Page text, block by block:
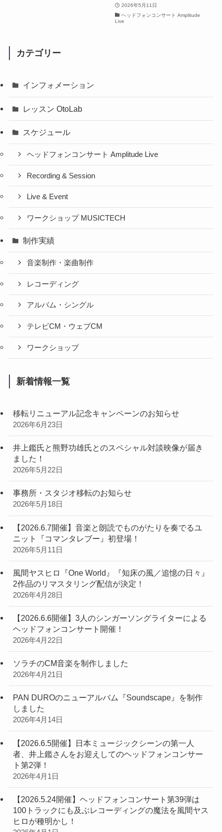
2026年5月11日
ヘッドフォンコンサート Amplitude
Live
カテゴリー
インフォメーション
レッスン OtoLab
スケジュール
ヘッドフォンコンサート Amplitude Live
Recording & Session
Live & Event
ワークショップ MUSICTECH
制作実績
音楽制作・楽曲制作
レコーディング
アルバム・シングル
テレビCM・ウェブCM
ワークショップ
新着情報一覧
移転リニューアル記念キャンペーンのお知らせ
2026年6月23日
井上鑑氏と熊野功雄氏とのスペシャル対談映像が届き
ました！
2026年5月22日
事務所・スタジオ移転のお知らせ
2026年5月18日
【2026.6.7開催】音楽と朗読でものがたりを奏でるユ
ニット『コマンタレブー』初登場！
2026年5月11日
風間ヤスヒロ『One World』『知床の風／追憶の日々』
2作品のリマスタリング配信が決定！
2026年4月28日
【2026.6.6開催】3人のシンガーソングライターによる
ヘッドフォンコンサート開催！
2026年4月22日
ソラチのCM音楽を制作しました
2026年4月21日
PAN DUROのニューアルバム『Soundscape』を制作
しました
2026年4月14日
【2026.6.5開催】日本ミュージックシーンの第一人
者、井上鑑さんをお迎えしてのヘッドフォンコンサー
ト第2弾！
2026年4月1日
【2026.5.24開催】ヘッドフォンコンサート第39弾は
100トラックにも及ぶレコーディングの魔法を風間ヤス
ヒロが種明かし！